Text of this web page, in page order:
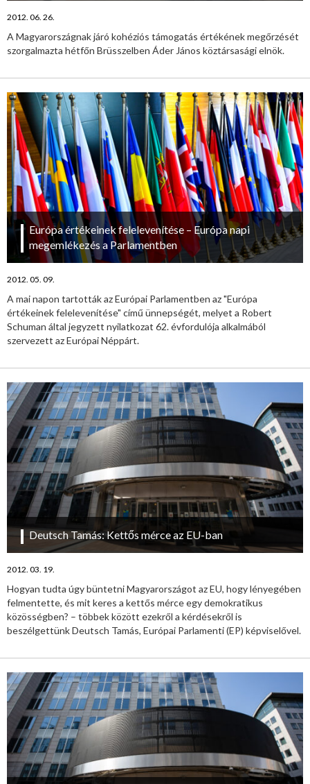
2012. 06. 26.
A Magyarországnak járó kohéziós támogatás értékének megőrzését
szorgalmazta hétfőn Brüsszelben Áder János köztársasági elnök.
Európa értékeinek felelevenítése – Európa napi
megemlékezés a Parlamentben
2012. 05. 09.
A mai napon tartották az Európai Parlamentben az "Európa
értékeinek felelevenítése" című ünnepségét, melyet a Robert
Schuman által jegyzett nyilatkozat 62. évfordulója alkalmából
szervezett az Európai Néppárt.
Deutsch Tamás: Kettős mérce az EU-ban
2012. 03. 19.
Hogyan tudta úgy büntetni Magyarországot az EU, hogy lényegében
felmentette, és mit keres a kettős mérce egy demokratikus
közösségben? – többek között ezekről a kérdésekről is
beszélgettünk Deutsch Tamás, Európai Parlamenti (EP) képviselővel.